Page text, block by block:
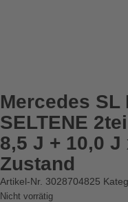
Mercedes SL
SELTENE
8,5 J + 10,0 J
Zustand
Artikel-Nr. 3028704825
Nicht vorrätig